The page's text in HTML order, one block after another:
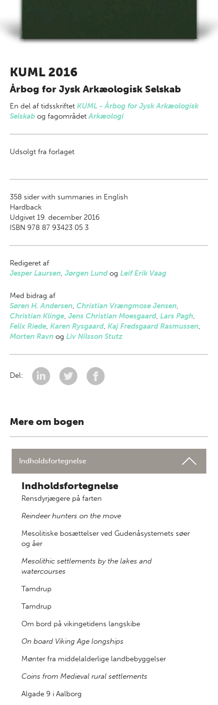
KUML 2016
Årbog for Jysk Arkæologisk Selskab
En del af tidsskriftet KUML - Årbog for Jysk Arkæologisk
Selskab og fagområdetArkæologi
Udsolgt fra forlaget
358 sider with summaries in English
Hardback
Udgivet 19. december 2016
ISBN 978 87 93423 05 3
Redigeret af
Jesper Laursen, Jørgen Lundog Leif Erik Vaag
Med bidrag af
Søren H. Andersen, Christian Vrængmose Jensen,
Christian Klinge, Jens Christian Moesgaard, Lars Pagh,
Felix Riede, Karen Rysgaard, Kaj Fredsgaard Rasmussen,
Morten Ravn og Liv Nilsson Stutz
Del:
Mere om bogen
Indholdsfortegnelse
Indholdsfortegnelse
Rensdyrjægere på farten
Reindeer hunters on the move
Mesolitiske bosættelser ved Gudenåsystemets søer
og åer
Mesolithic settlements by the lakes and
watercourses
Tamdrup
Tamdrup
Om bord på vikingetidens langskibe
On board Viking Age longships
Mønter fra middelalderlige landbebyggelser
Coins from Medieval rural settlements
Algade 9 i Aalborg